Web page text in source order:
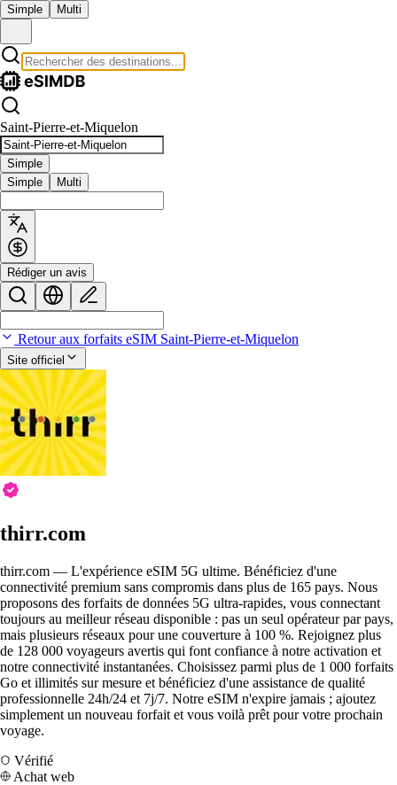
Simple Multi
Saint-Pierre-et-Miquelon
Simple
Simple
Multi
Rédiger un avis
Retour aux forfaits eSIM Saint-Pierre-et-Miquelon
Site officiel
thirr.com
thirr.com — L'expérience eSIM 5G ultime. Bénéficiez d'une
connectivité premium sans compromis dans plus de 165 pays. Nous
proposons des forfaits de données 5G ultra-rapides, vous connectant
toujours au meilleur réseau disponible : pas un seul opérateur par pays,
mais plusieurs réseaux pour une couverture à 100 %. Rejoignez plus
de 128 000 voyageurs avertis qui font confiance à notre activation et
notre connectivité instantanées. Choisissez parmi plus de 1 000 forfaits
Go et illimités sur mesure et bénéficiez d'une assistance de qualité
professionnelle 24h/24 et 7j/7. Notre eSIM n'expire jamais ; ajoutez
simplement un nouveau forfait et vous voilà prêt pour votre prochain
voyage.
Vérifié
Achat web